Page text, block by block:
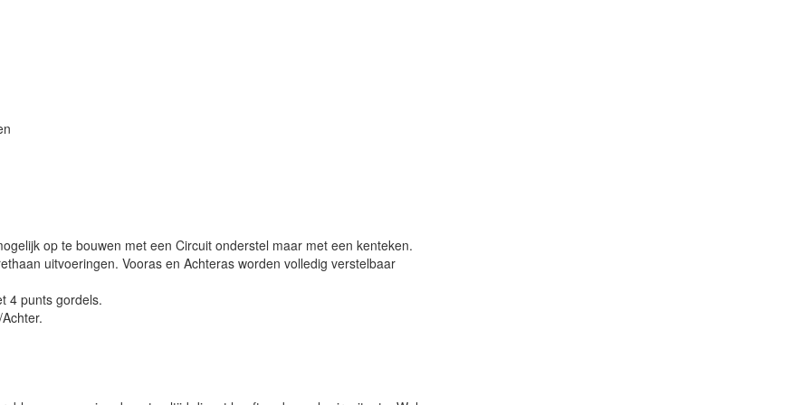
op te bouwen met een Circuit onderstel maar met een kenteken.
uitvoeringen. Vooras en Achteras worden volledig verstelbaar
4 punts gordels.